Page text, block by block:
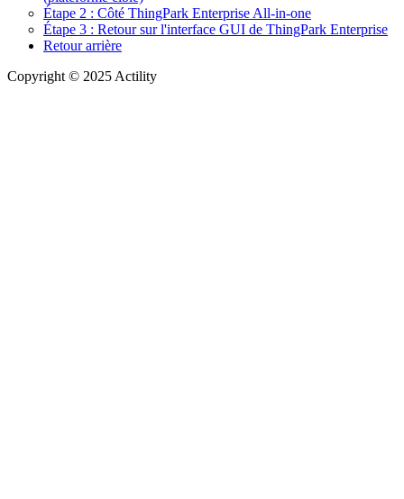
Étape 2 : Côté ThingPark Enterprise All-in-one
Étape 3 : Retour sur l'interface GUI de ThingPark Enterprise
Retour arrière
Copyright © 2025 Actility